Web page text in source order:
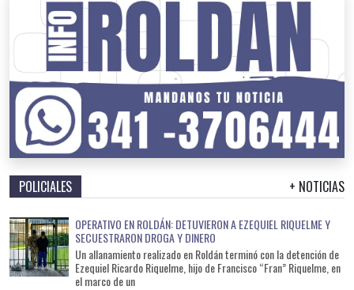
POLICIALES + NOTICIAS
OPERATIVO EN ROLDÁN: DETUVIERON A EZEQUIEL RIQUELME Y
SECUESTRARON DROGA Y DINERO
Un allanamiento realizado en Roldán terminó con la detención de
Ezequiel Ricardo Riquelme, hijo de Francisco “Fran” Riquelme, en
el marco de un